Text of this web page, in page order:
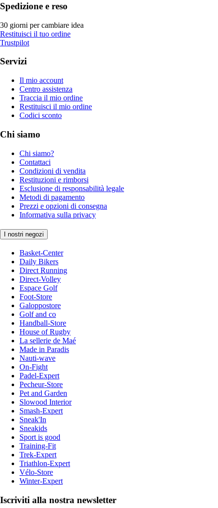
Spedizione e reso
30 giorni per cambiare idea
Restituisci il tuo ordine
Trustpilot
Servizi
Il mio account
Centro assistenza
Traccia il mio ordine
Restituisci il mio ordine
Codici sconto
Chi siamo
Chi siamo?
Contattaci
Condizioni di vendita
Restituzioni e rimborsi
Esclusione di responsabilità legale
Metodi di pagamento
Prezzi e opzioni di consegna
Informativa sulla privacy
I nostri negozi
Basket-Center
Daily Bikers
Direct Running
Direct-Volley
Espace Golf
Foot-Store
Galoppostore
Golf and co
Handball-Store
House of Rugby
La sellerie de Maé
Made in Paradis
Nauti-wave
On-Fight
Padel-Expert
Pecheur-Store
Pet and Garden
Slowood Interior
Smash-Expert
Sneak'In
Sneakids
Sport is good
Training-Fit
Trek-Expert
Triathlon-Expert
Vélo-Store
Winter-Expert
Iscriviti alla nostra newsletter